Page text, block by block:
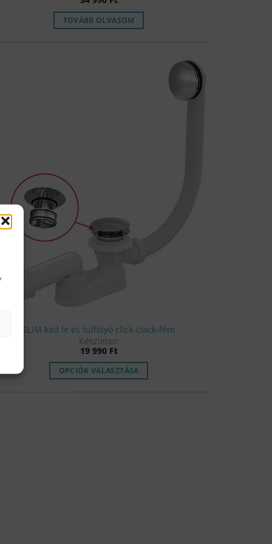
TOVÁBB OLVASOM
SLIM kád le és túlfolyó click-clack-fém
Készleten
19 990 Ft
OPCIÓK VÁLASZTÁSA